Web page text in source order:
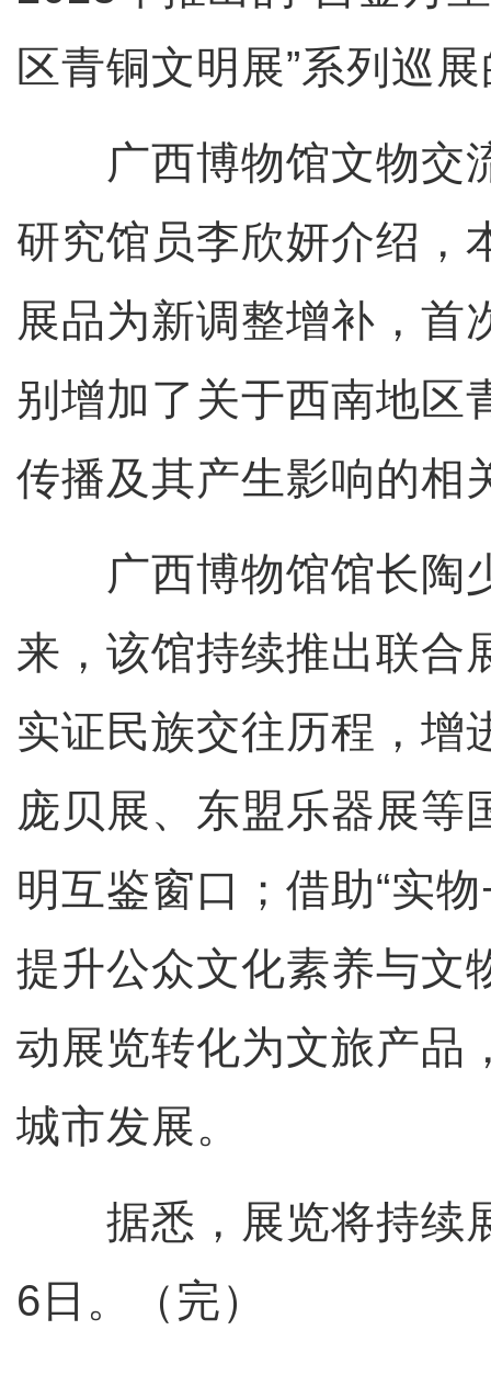
区青铜文明展”系列巡
广西博物馆文物交
研究馆员李欣妍介绍，
展品为新调整增补，首
别增加了关于西南地区
传播及其产生影响的相
广西博物馆馆长陶
来，该馆持续推出联合
实证民族交往历程，增
庞贝展、东盟乐器展等
明互鉴窗口；借助“实
提升公众文化素养与文
动展览转化为文旅产品
城市发展。
据悉，展览将持续
6日。（完）